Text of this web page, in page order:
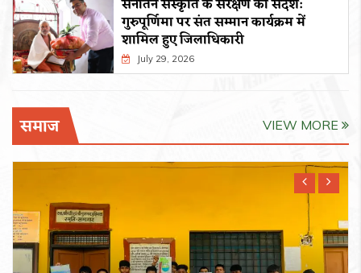
सनातन संस्कृति के संरक्षण का संदेश:
गुरुपूर्णिमा पर संत सम्मान कार्यक्रम में
शामिल हुए जिलाधिकारी
July 29, 2026
समाज VIEW MORE